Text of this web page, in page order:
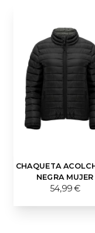
CHAQUETA
NEGRA MUJER
54,99 €